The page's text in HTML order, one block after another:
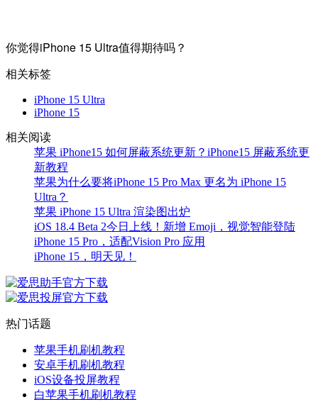
你觉得iPhone 15 Ultra值得期待吗？
相关标签
iPhone 15 Ultra
iPhone 15
相关阅读
苹果 iPhone15 如何屏蔽系统更新？iPhone15 屏蔽系统更
新教程
苹果为什么要将iPhone 15 Pro Max 更名为 iPhone 15
Ultra？
苹果 iPhone 15 Ultra 渲染图出炉
iOS 18.4 Beta 2今日上线！新增 Emoji，视觉智能登陆
iPhone 15 Pro，适配Vision Pro 应用
iPhone 15，明天见！
热门话题
苹果手机刷机教程
安卓手机刷机教程
iOS设备投屏教程
白苹果手机刷机教程